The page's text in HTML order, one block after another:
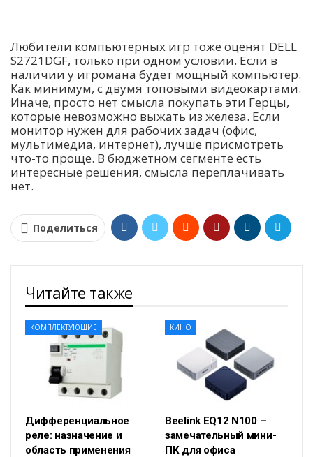
Любители компьютерных игр тоже оценят DELL
S2721DGF, только при одном условии. Если в
наличии у игромана будет мощный компьютер.
Как минимум, с двумя топовыми видеокартами.
Иначе, просто нет смысла покупать эти Герцы,
которые невозможно выжать из железа. Если
монитор нужен для рабочих задач (офис,
мультимедиа, интернет), лучше присмотреть
что-то проще. В бюджетном сегменте есть
интересные решения, смысла переплачивать
нет.
Поделиться
Читайте также
КОМПЛЕКТУЮЩИЕ
Дифференциальное
реле: назначение и
область применения
КИНО
Beelink EQ12 N100 –
замечательный мини-
ПК для офиса